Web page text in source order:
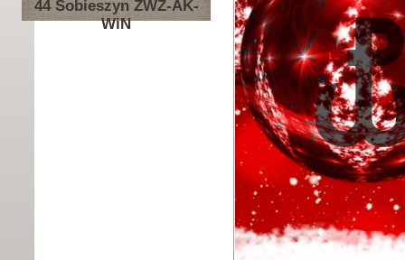
44 Sobieszyn ZWZ-AK-
WiN